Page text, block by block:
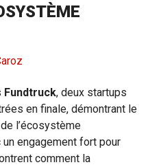
Fundtruck, deux startups
en finale, démontrant le
l’écosystème
engagement fort pour
comment la